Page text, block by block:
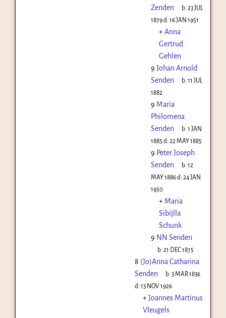
Zenden
b:23 JUL
1879d: 16 JAN 1951
+Anna
Gertrud
Gehlen
9 Johan Arnold
Senden
b:11 JUL
1882
9 Maria
Philomena
Senden
b:1 JAN
1885 d: 22 MAY 1885
9 Peter Joseph
Senden
b:12
MAY 1886d: 24 JAN
1950
+ Maria
Sibijlla
Schunk
9 NN Senden
b:21 DEC 1875
8 (Jo)Anna Catharina
Senden
b:3 MAR 1836
d: 13 NOV 1926
+Joannes Martinus
Vleugels